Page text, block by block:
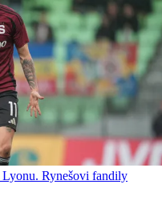
Rynešovi fandily